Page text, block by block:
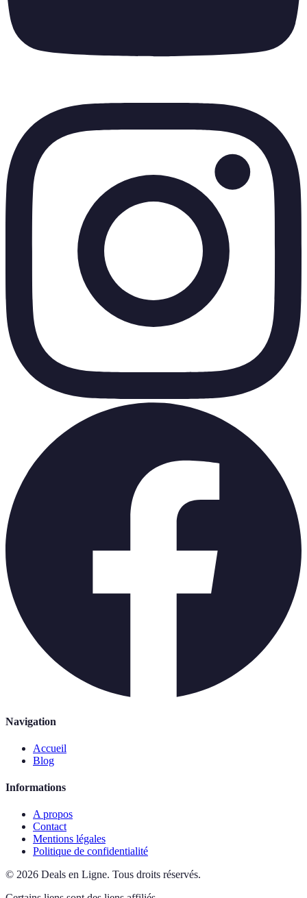
Navigation
Accueil
Blog
Informations
A propos
Contact
Mentions légales
Politique de confidentialité
© 2026 Deals en Ligne. Tous droits réservés.